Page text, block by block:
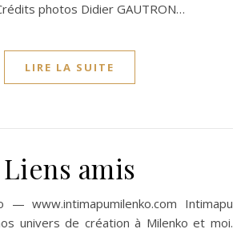
photos Didier GAUTRON…
LIRE LA SUITE
Liens amis
univers de création à Milenko et moi.